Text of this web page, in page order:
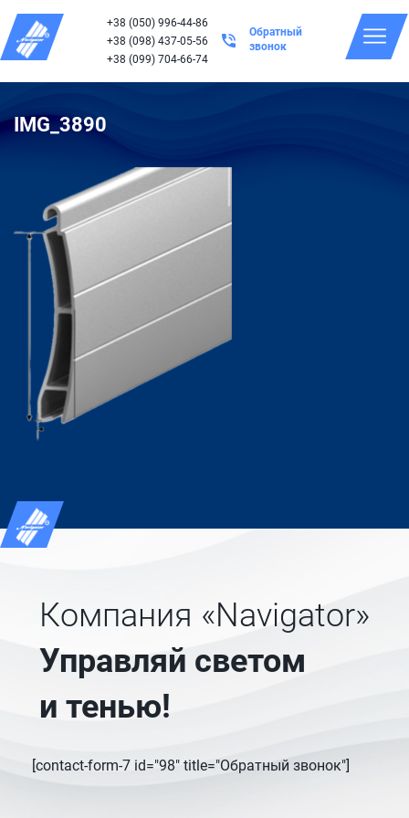
+38 (050) 996-44-86
+38 (098) 437-05-56
+38 (099) 704-66-74
Обратный
звонок
IMG_3890
Компания «Navigator»
Управляй светом
и тенью!
[contact-form-7 id="98" title="Обратный звонок"]